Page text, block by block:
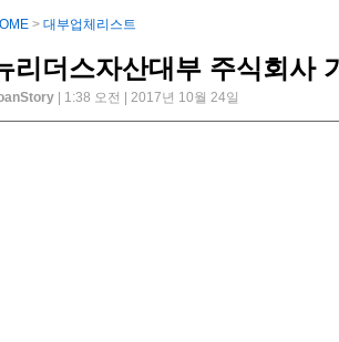
> 대부업체리스트
리더스자산대부 주식회사
| 1:38 오전 | 2017년 10월 24일